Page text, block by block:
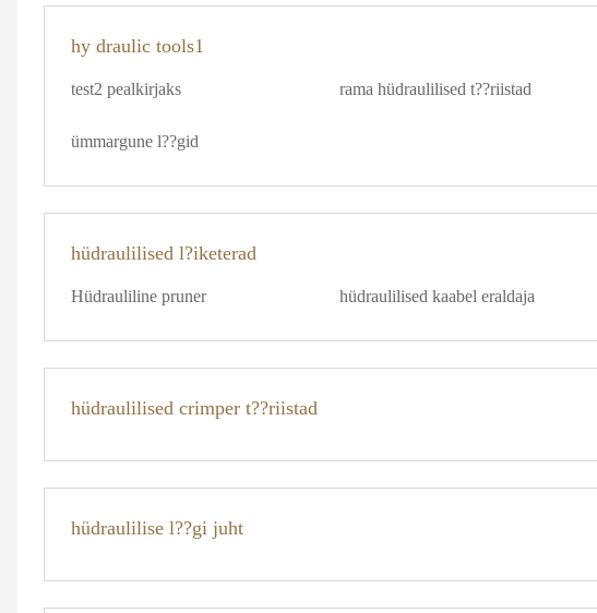
hy draulic tools1
test2 pealkirjaks rama hüdraulilised t??riistad
ümmargune l??gid
hüdraulilised l?iketerad
Hüdrauliline pruner hüdraulilised kaabel eraldaja
hüdraulilised crimper t??riistad
hüdraulilise l??gi juht